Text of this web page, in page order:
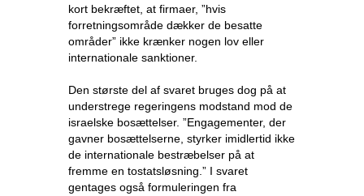
kort bekræftet, at firmaer, ”hvis
forretningsområde dækker de besatte
områder” ikke krænker nogen lov eller
internationale sanktioner.
Den største del af svaret bruges dog på at
understrege regeringens modstand mod de
israelske bosættelser. ”Engagementer, der
gavner bosættelserne, styrker imidlertid ikke
de internationale bestræbelser på at
fremme en tostatsløsning.” I svaret
gentages også formuleringen fra